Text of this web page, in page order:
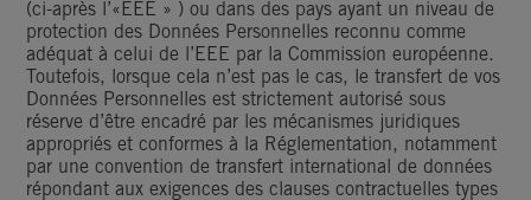
(ci-après l’«EEE » ) ou dans des pays ayant un niveau de
protection des Données Personnelles reconnu comme
adéquat à celui de l’EEE par la Commission européenne.
Toutefois, lorsque cela n’est pas le cas, le transfert de vos
Données Personnelles est strictement autorisé sous
réserve d’être encadré par les mécanismes juridiques
appropriés et conformes à la Réglementation, notamment
par une convention de transfert international de données
répondant aux exigences des clauses contractuelles types